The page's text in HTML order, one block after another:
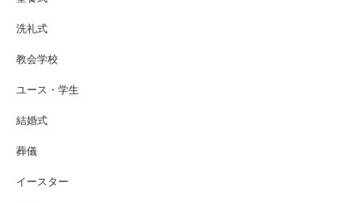
洗礼式
教会学校
ユース・学生
結婚式
葬儀
イースター